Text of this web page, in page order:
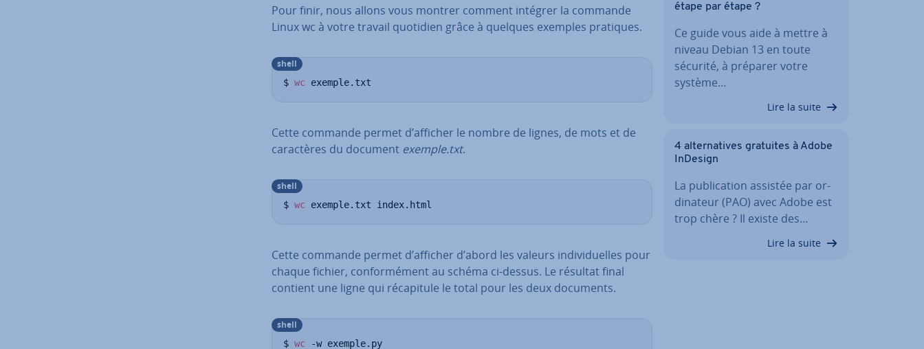
Pour finir, nous allons vous montrer comment intégrer la commande
Linux wc à votre travail quotidien grâce à quelques exemples pratiques.
$ wc exemple.txt
shell
Cette commande permet d’afficher le nombre de lignes, de mots et de
ca­rac­tères du document exemple.txt.
$ wc exemple.txt index.html
shell
Cette commande permet d’afficher d’abord les valeurs in­di­vi­duelles pour
chaque fichier, con­for­mé­ment au schéma ci-dessus. Le résultat final
contient une ligne qui ré­ca­pi­tule le total pour les deux documents.
$ wc -w exemple.py
shell
étape par étape ?
Ce guide vous aide à mettre à
niveau Debian 13 en toute
sécurité, à préparer votre
système…
Lire la suite
4 al­ter­na­tives gratuites à Adobe
InDesign
La pu­bli­ca­tion assistée par or­
di­na­teur (PAO) avec Adobe est
trop chère ? Il existe des…
Lire la suite